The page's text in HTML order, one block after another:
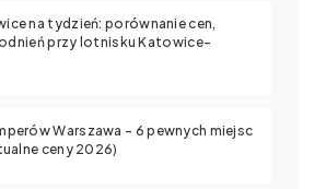
na tydzień: porównanie cen,
przy lotnisku Katowice-
Warszawa – 6 pewnych miejsc
ceny 2026)